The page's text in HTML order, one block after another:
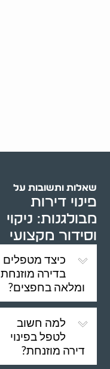
שאלות ותשובות על
פינוי דירות
מבולגנות: ניקוי
וסידור מקצועי
כיצד מטפלים
בדירה מוזנחת
ומלאה בחפצים?
למה חשוב
לטפל בפינוי
דירה מוזנחת?